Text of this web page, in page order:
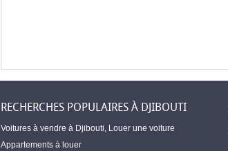
RECHERCHES POPULAIRES À DJIBOUTI
Voitures à vendre à Djibouti Louer une voiture
Appartements à louer